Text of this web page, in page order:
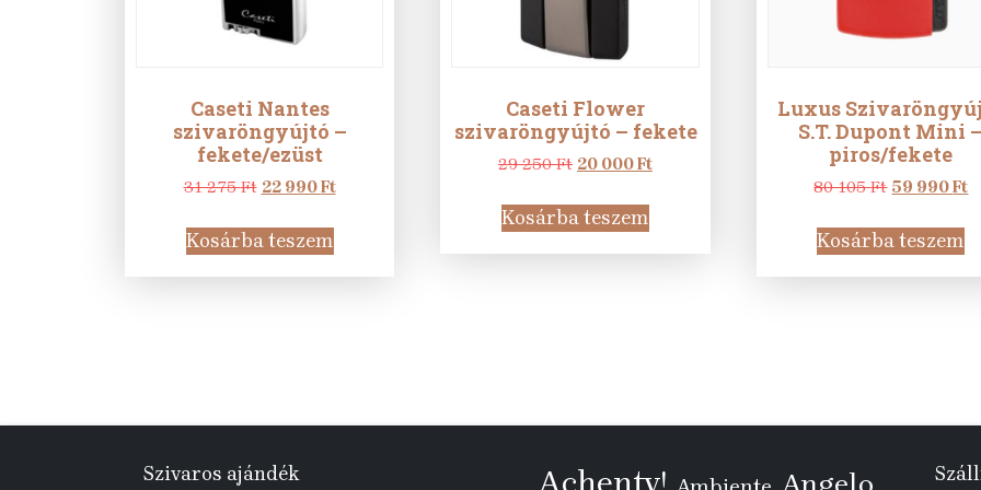
Caseti Nantes
szivaröngyújtó –
fekete/ezüst
31 275Ft Original
was:
31
275 Ft.
22 990FtCurrent
990 Ft.
Kosárba teszem
Caseti Flower
szivaröngyújtó – fekete
29 250Ft Original
was:
29
250 Ft.
20 000FtCurrent
000 Ft.
Kosárba teszem
Luxus
S.T. Dupont Mini –
piros/fekete
80 105Ft Original
was:
80
105 Ft.
59 990Ft
Kosárba teszem
Szivaros ajándék Achenty!